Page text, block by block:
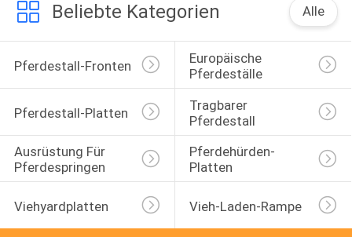
Beliebte Kategorien Alle
Pferdestall-Fronten
Europäische
Pferdeställe
Pferdestall-Platten
Tragbarer
Pferdestall
Ausrüstung Für
Pferdespringen
Pferdehürden-
Platten
Viehyardplatten Vieh-Laden-Rampe